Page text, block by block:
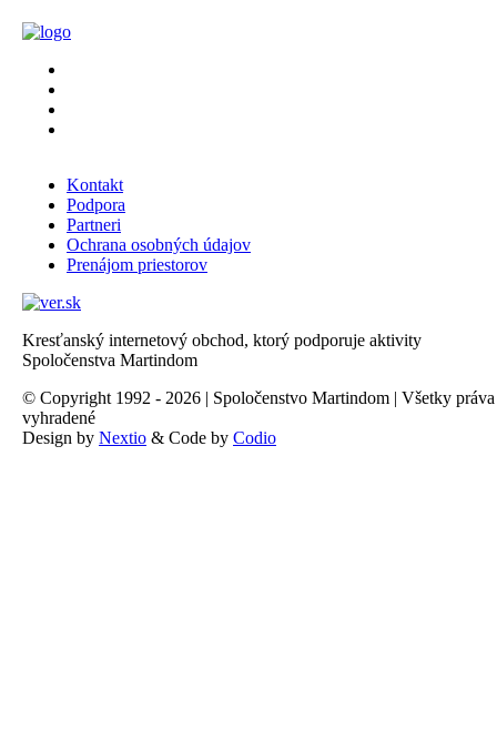
Kontakt
Podpora
Partneri
Ochrana osobných údajov
Prenájom priestorov
Kresťanský internetový obchod, ktorý podporuje aktivity
Spoločenstva Martindom
© Copyright 1992 - 2026 | Spoločenstvo Martindom | Všetky práva
vyhradené
Design by Nextio & Code by Codio